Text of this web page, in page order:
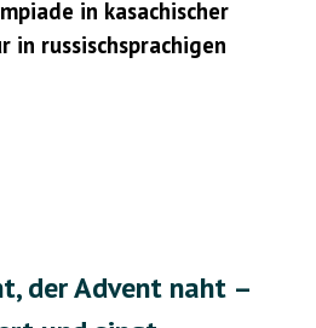
in kasachischer
in russischsprachigen
der Advent naht –